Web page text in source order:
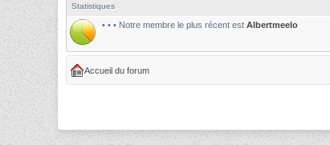
Statistiques
• • • Notre membre le plus récent est Albertmeelo
Accueil du forum